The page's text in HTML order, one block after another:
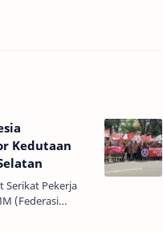
Serikat Pekerja
(Federasi
Minuman)